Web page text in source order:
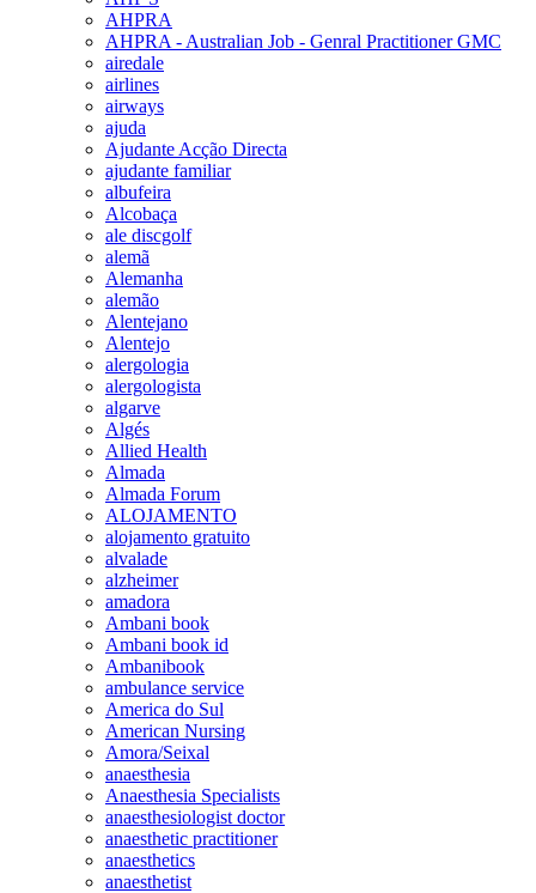
AHPRA
AHPRA - Australian Job - Genral Practitioner GMC
airedale
airlines
airways
ajuda
Ajudante Acção Directa
ajudante familiar
albufeira
Alcobaça
ale discgolf
alemã
Alemanha
alemão
Alentejano
Alentejo
alergologia
alergologista
algarve
Algés
Allied Health
Almada
Almada Forum
ALOJAMENTO
alojamento gratuito
alvalade
alzheimer
amadora
Ambani book
Ambani book id
Ambanibook
ambulance service
America do Sul
American Nursing
Amora/Seixal
anaesthesia
Anaesthesia Specialists
anaesthesiologist doctor
anaesthetic practitioner
anaesthetics
anaesthetist